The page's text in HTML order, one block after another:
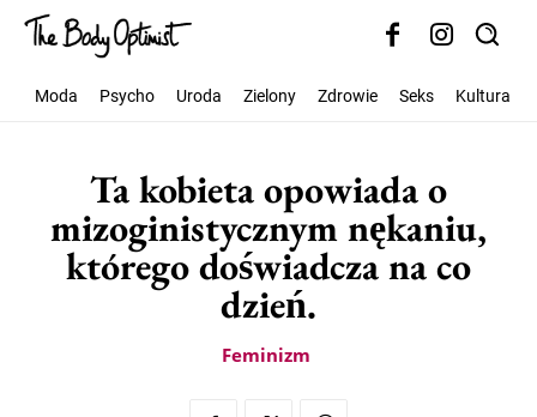
Moda Psycho Uroda Zielony Zdrowie Seks Kultura
Ta kobieta opowiada o
mizoginistycznym nękaniu,
którego doświadcza na co
dzień.
Feminizm